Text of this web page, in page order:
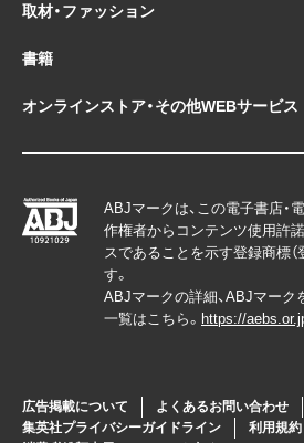
取材・ファッション
書籍
オンラインストア・その他WEBサービス
ABJマークは、この電子書店・
作権者からコンテンツ使用許
スであることを示す登録商標（
す。
ABJマークの詳細、ABJマー
一覧はこちら。 https://
広告掲載について
よくあるお問い合わせ
集英社プライバシーガイドライン
利用規約